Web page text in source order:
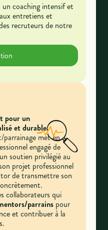
un coaching intensif et
entretiens et
recruteurs de notre
pour un
et durable.
met en
engagé de
soutien privilégié au
projet professionnel
de transmettre son
collaborateurs qui
parrains pour
et contribuer à la